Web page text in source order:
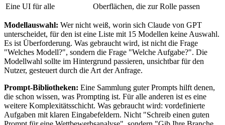
Eine UI für alle
Oberflächen, die zur Rolle passen
Modellauswahl: Wer nicht weiß, worin sich Claude von GPT
unterscheidet, für den ist eine Liste mit 15 Modellen keine Auswahl.
Es ist Überforderung. Was gebraucht wird, ist nicht die Frage
"Welches Modell?", sondern die Frage "Welche Aufgabe?". Die
Modellwahl sollte im Hintergrund passieren, unsichtbar für den
Nutzer, gesteuert durch die Art der Anfrage.
Prompt-Bibliotheken: Eine Sammlung guter Prompts hilft denen,
die schon wissen, was Prompting ist. Für alle anderen ist es eine
weitere Komplexitätsschicht. Was gebraucht wird: vordefinierte
Aufgaben mit klaren Eingabefeldern. Nicht "Schreib einen guten